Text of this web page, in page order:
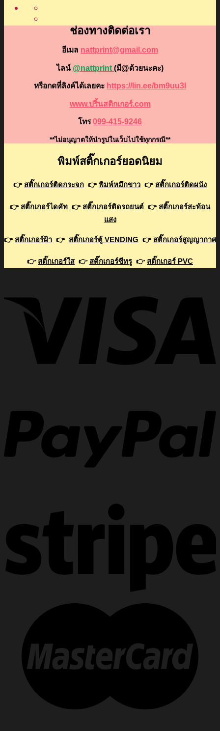
ช่องทางติดต่อเรา
อีเมล nattprint@gmail.com
ไลน์ @nattprint (มี@ด้วยนะคะ)
หรือกดที่ลิงค์ได้เลยคะ https://lin.ee/bm9uu3I
www.ปริ้นสติกเกอร์.com
โทร 099-415-9246
**ไม่อนุญาตให้นำรูปในเว็บไปใช้ทุกกรณี**
พิมพ์สติ๊กเกอร์ยอดนิยม
👉 สติ๊กเกอร์ติดกระจก 👉พิมพ์หมึกขาว 👉 สติ๊กเกอร์ติดผนัง
👉 สติ๊กเกอร์ไดคัท 👉สติ๊กเกอร์ติดรถยนต์ 👉สติ๊กเกอร์สะท้อน
แสง
👉 สติ๊กเกอร์ฝ้า 👉 สติ๊กเกอร์ตู้ VENDING 👉 สติ๊กเกอร์สูญญากาศ
👉 สติ๊กเกอร์ใส👉 สติ๊กเกอร์ซีทรู 👉 สติ๊กเกอร์ PVC